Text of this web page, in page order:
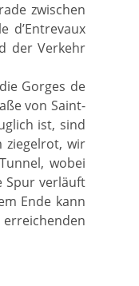
zwischen
d’Entrevaux
der Verkehr
Gorges de
von Saint-
ist, sind
ziegelrot, wir
wobei
Spur verläuft
Ende kann